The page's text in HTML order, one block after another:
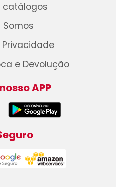
catálogos
Somos
e Devolução
APP